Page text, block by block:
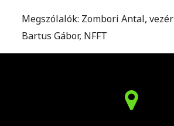
Megszólalók: Zombori Antal,
Bartus Gábor, NFFT